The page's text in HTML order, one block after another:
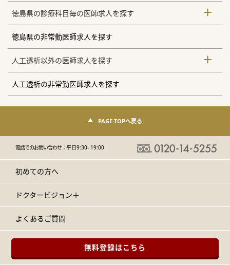
徳島県の診療科目毎の医師求人を探す
徳島県の非常勤医師求人を探す
人工透析以外の医師求人を探す
人工透析の非常勤医師求人を探す
PAGE TOPへ戻る
電話でのお問い合わせ：平日9:30- 19:00
初めての方へ
ドクタービジョン＋
よくあるご質問
無料登録はこちら